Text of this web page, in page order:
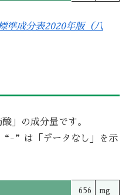
準成分表2020年版（八
」の成分量です。
”は「データなし」を示
656 mg